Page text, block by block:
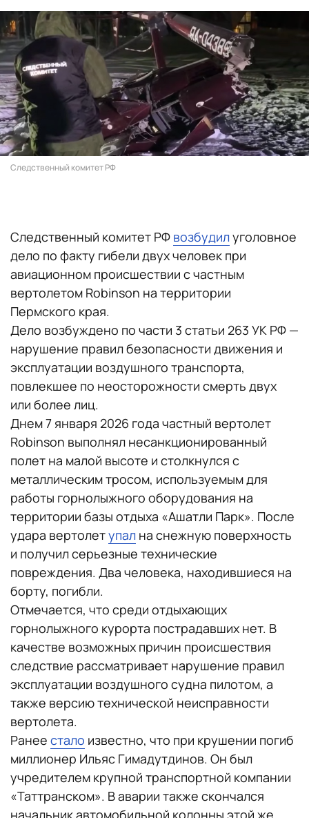
Следственный комитет РФ
Следственный комитет РФ возбудилуголовное
дело по факту гибели двух человек при
авиационном происшествии с частным
вертолетом Robinson на территории
Пермского края.
Дело возбуждено по части 3 статьи 263 УК РФ —
нарушение правил безопасности движения и
эксплуатации воздушного транспорта,
повлекшее по неосторожности смерть двух
или более лиц.
Днем 7 января 2026 года частный вертолет
Robinson выполнял несанкционированный
полет на малой высоте и столкнулся с
металлическим тросом, используемым для
работы горнолыжного оборудования на
территории базы отдыха «Ашатли Парк». После
удара вертолетупал на снежную поверхность
и получил серьезные технические
повреждения. Два человека, находившиеся на
борту, погибли.
Отмечается, что среди отдыхающих
горнолыжного курорта пострадавших нет. В
качестве возможных причин происшествия
следствие рассматривает нарушение правил
эксплуатации воздушного судна пилотом, а
также версию технической неисправности
вертолета.
Ранее стало известно, что при крушении погиб
миллионер Ильяс Гимадутдинов. Он был
учредителем крупной транспортной компании
«Таттранском». В аварии также скончался
начальник автомобильной колонны этой же